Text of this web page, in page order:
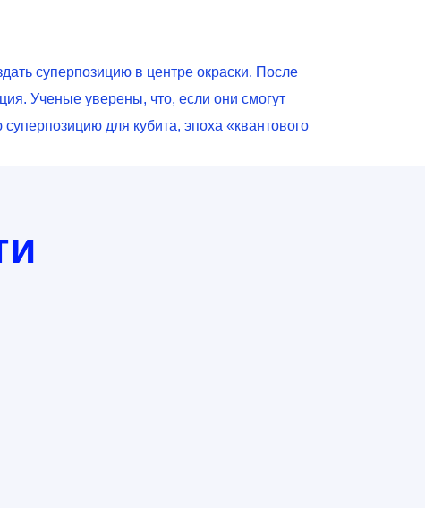
суперпозицию в центре окраски. После
Ученые уверены, что, если они смогут
для кубита, эпоха «квантового